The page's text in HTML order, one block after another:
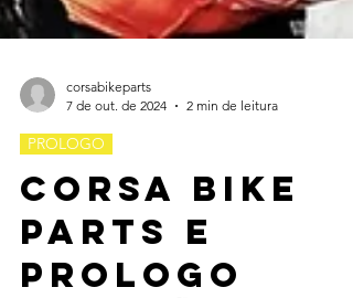
corsabikeparts
7 de out. de 2024
2 min de leitura
PROLOGO